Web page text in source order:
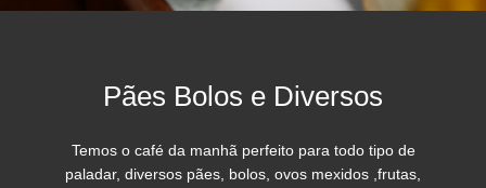
Pães Bolos e Diversos
Temos o café da manhã perfeito para todo tipo de
paladar, diversos pães, bolos, ovos mexidos ,frutas,